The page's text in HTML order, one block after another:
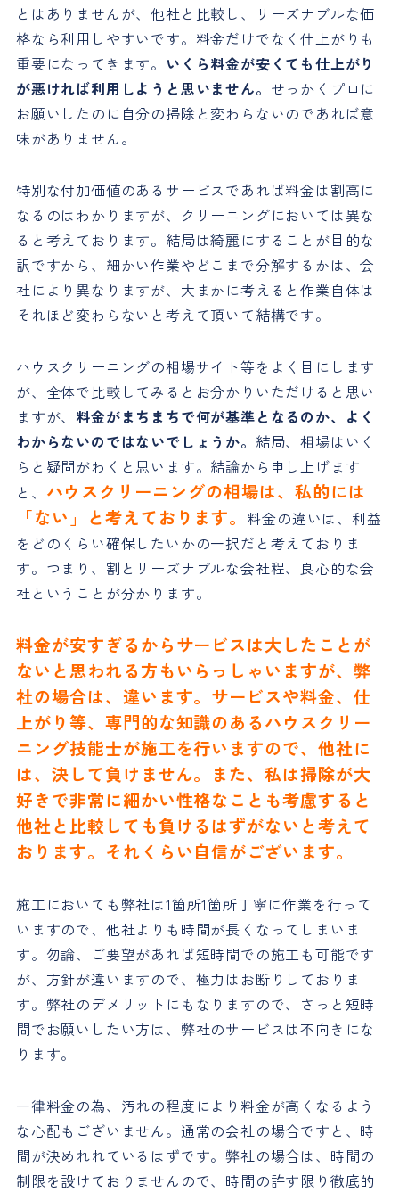
とはありませんが、他社と比較し、リーズナブルな価
格なら利用しやすいです。料金だけでなく仕上がりも
重要になってきます。 いくら料金が安くても仕上がり
が悪ければ利用しようと思いません。 せっかくプロに
お願いしたのに自分の掃除と変わらないのであれば意
味がありません。
特別な付加価値のあるサービスであれば料金は割高に
なるのはわかりますが、クリーニングにおいては異な
ると考えております。結局は綺麗にすることが目的な
訳ですから、細かい作業やどこまで分解するかは、会
社により異なりますが、大まかに考えると作業自体は
それほど変わらないと考えて頂いて結構です。
ハウスクリーニングの相場サイト等をよく目にします
が、全体で比較してみるとお分かりいただけると思い
ますが、 料金がまちまちで何が基準となるのか、よく
わからないのではないでしょうか。 結局、相場はいく
らと疑問がわくと思います。結論から申し上げます
と、 ハウスクリーニングの相場は、私的には
「ない」と考えております。 料金の違いは、利益
をどのくらい確保したいかの一択だと考えておりま
す。つまり、割とリーズナブルな会社程、良心的な会
社ということが分かります。
料金が安すぎるからサービスは大したことが
ないと思われる方もいらっしゃいますが、弊
社の場合は、違います。サービスや料金、仕
上がり等、専門的な知識のあるハウスクリー
ニング技能士が施工を行いますので、他社に
は、決して負けません。また、私は掃除が大
好きで非常に細かい性格なことも考慮すると
他社と比較しても負けるはずがないと考えて
おります。それくらい自信がございます。
施工においても弊社は1箇所1箇所丁寧に作業を行って
いますので、他社よりも時間が長くなってしまいま
す。勿論、ご要望があれば短時間での施工も可能です
が、方針が違いますので、極力はお断りしておりま
す。弊社のデメリットにもなりますので、さっと短時
間でお願いしたい方は、弊社のサービスは不向きにな
ります。
一律料金の為、汚れの程度により料金が高くなるよう
な心配もございません。通常の会社の場合ですと、時
間が決めれれているはずです。弊社の場合は、時間の
制限を設けておりませんので、時間の許す限り徹底的